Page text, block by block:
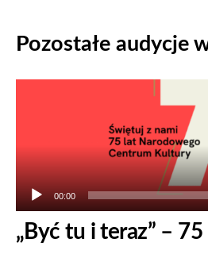
Pozostałe audycje
00:00
„Być tu i teraz” –